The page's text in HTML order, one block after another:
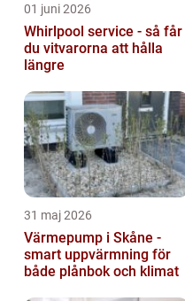
01 juni 2026
Whirlpool service - så får
du vitvarorna att hålla
längre
31 maj 2026
Värmepump i Skåne -
smart uppvärmning för
både plånbok och klimat